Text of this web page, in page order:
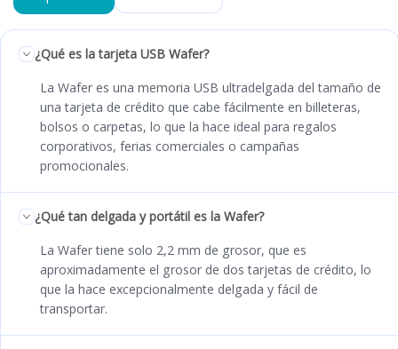
¿Qué es la tarjeta USB Wafer?
La Wafer es una memoria USB ultradelgada del tamaño de
una tarjeta de crédito que cabe fácilmente en billeteras,
bolsos o carpetas, lo que la hace ideal para regalos
corporativos, ferias comerciales o campañas
promocionales.
¿Qué tan delgada y portátil es la Wafer?
La Wafer tiene solo 2,2 mm de grosor, que es
aproximadamente el grosor de dos tarjetas de crédito, lo
que la hace excepcionalmente delgada y fácil de
transportar.